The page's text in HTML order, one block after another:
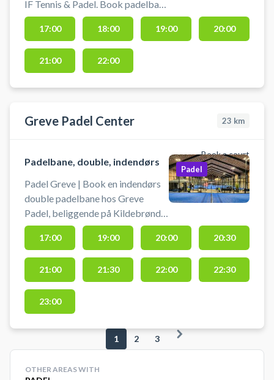
IF Tennis & Padel. Book padelbane
og spil padel i Tune ved Roskilde.
Du skal slev medbringe eget
udstyr så som bat og bolde.
17:00 18:00 19:00 20:00
21:00 22:00
Greve Padel Center 23 km
Book a court
Padelbane, double, indendørs
Padel Greve | Book en indendørs
double padelbane hos Greve
Padel, beliggende på Kildebrønde
Landevej 41, 2670 Greve Strand.
Greve Padelcenter tilbyder gratis
parkering ved booking af
padelbaner i deres padelcenter i
Greve. Padelcentret i Greve er
opvarmet, nemt at komme til og
drives af et dedikeret team, som
altid har den gode padel tennis
oplevelse i fokus. Padelhallen hos
opvarmet til 17 grader året rundt.
Padel
17:00 19:00 20:00 20:30
21:00 21:30 22:00 22:30
23:00
1 2 3
OTHER AREAS WITH